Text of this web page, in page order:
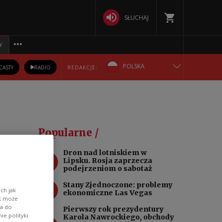
SŁUCHAJ
RADIO REDAKCJE: POLSKA
РУССКИЙ
УКРАЇНСЬКА
Popularne /
Dron nad lotniskiem w
Lipsku. Rosja zaprzecza
podejrzeniom o sabotaż
Stany Zjednoczone: problemy
ekonomiczne Las Vegas
Pierwszy rok prezydentury
Karola Nawrockiego, obchody
jak
może
do
polityki